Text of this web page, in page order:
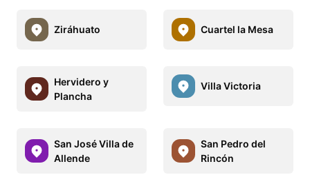
Ziráhuato Cuartel la Mesa
Hervidero y
Plancha
Villa Victoria
San José Villa de
Allende
San Pedro del
Rincón